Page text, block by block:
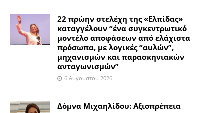
22 πρώην στελέχη της «Ελπίδας»
καταγγέλουν “ένα συγκεντρωτικό
μοντέλο αποφάσεων από ελάχιστα
πρόσωπα, με λογικές “αυλών”,
μηχανισμών και παρασκηνιακών
ανταγωνισμών”
6 Αυγούστου 2026
Δόμνα Μιχαηλίδου: Αξιοπρέπεια